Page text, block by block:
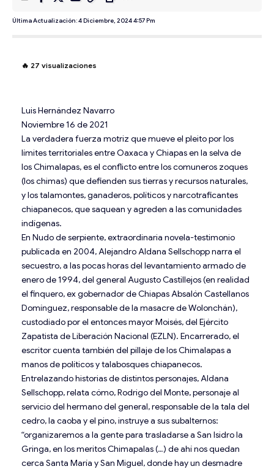
Última Actualización: 4 Diciembre, 2024 4:57 Pm
🔥 27 visualizaciones
Luis Hernández Navarro
Noviembre 16 de 2021
La verdadera fuerza motriz que mueve el pleito por los
límites territoriales entre Oaxaca y Chiapas en la selva de
los Chimalapas, es el conflicto entre los comuneros zoques
(los chimas) que defienden sus tierras y recursos naturales,
y los talamontes, ganaderos, políticos y narcotraficantes
chiapanecos, que saquean y agreden a las comunidades
indígenas.
En Nudo de serpiente, extraordinaria novela-testimonio
publicada en 2004, Alejandro Aldana Sellschopp narra el
secuestro, a las pocas horas del levantamiento armado de
enero de 1994, del general Augusto Castillejos (en realidad
el finquero, ex gobernador de Chiapas Absalón Castellanos
Domínguez, responsable de la masacre de Wolonchán),
custodiado por el entonces mayor Moisés, del Ejército
Zapatista de Liberación Nacional (EZLN). Encarrerado, el
escritor cuenta también del pillaje de los Chimalapas a
manos de políticos y talabosques chiapanecos.
Entrelazando historias de distintos personajes, Aldana
Sellschopp, relata cómo, Rodrigo del Monte, personaje al
servicio del hermano del general, responsable de la tala del
cedro, la caoba y el pino, instruye a sus subalternos:
“organizaremos a la gente para trasladarse a San Isidro la
Gringa, en los meritos Chimapalas (…) de ahí nos quedan
cerca Santa María y San Miguel, donde hay un desmadre